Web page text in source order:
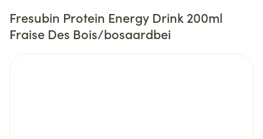
Fresubin Protein Energy Drink 200ml
Fraise Des Bois/bosaardbei